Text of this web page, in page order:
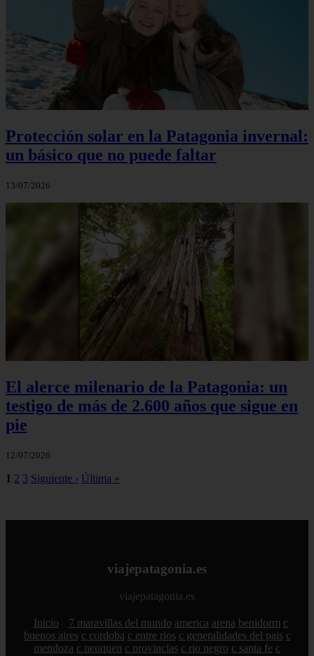
Protección solar en la Patagonia invernal:
un básico que no puede faltar
13/07/2026
El alerce milenario de la Patagonia: un
testigo de más de 2.600 años que sigue en
pie
12/07/2026
1 2 3 Siguiente › Última »
viajepatagonia.es
viajepatagonia.es
Inicio 7 maravillas del mundo america arena benidorm c
buenos aires c cordoba c entre rios c generalidades del pais c
mendoza c neuquen c provincias c rio negro c santa fe c